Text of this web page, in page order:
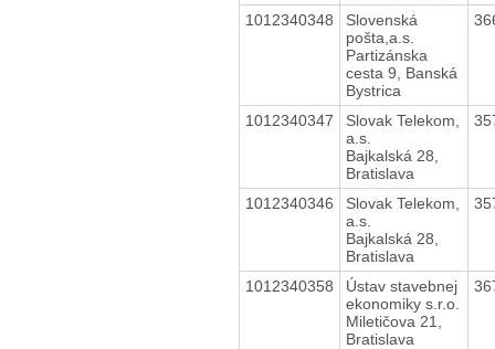
1012340348
Slovenská
pošta,a.s.
Partizánska
cesta 9, Banská
Bystrica
1012340347
Slovak Telekom,
a.s.
Bajkalská 28,
Bratislava
1012340346
Slovak Telekom,
a.s.
Bajkalská 28,
Bratislava
1012340358
Ústav stavebnej
ekonomiky s.r.o.
Miletičova 21,
Bratislava